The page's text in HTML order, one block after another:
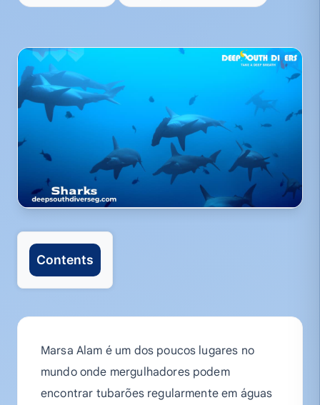
Contents
Marsa Alam é um dos poucos lugares no
mundo onde mergulhadores podem
encontrar tubarões regularmente em águas